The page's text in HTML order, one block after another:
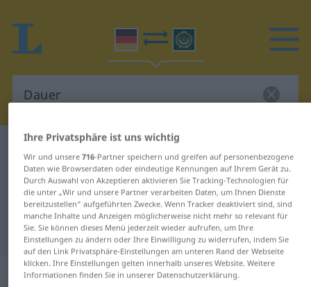
Deutsch-Arabisch Wörterbuch
Deutsch-Arabisch Übersetzung für
"Dauer"
"Dauer" Arabisch Übersetzung
„Dauer“: Femininum
Ihre Privatsphäre ist uns wichtig
Wir und unsere 716-Partner speichern und greifen auf personenbezogene
Daten wie Browserdaten oder eindeutige Kennungen auf Ihrem Gerät zu.
Durch Auswahl von Akzeptieren aktivieren Sie Tracking-Technologien für
die unter „Wir und unsere Partner verarbeiten Daten, um Ihnen Dienste
bereitzustellen“ aufgeführten Zwecke. Wenn Tracker deaktiviert sind, sind
manche Inhalte und Anzeigen möglicherweise nicht mehr so relevant für
Sie. Sie können dieses Menü jederzeit wieder aufrufen, um Ihre
Einstellungen zu ändern oder Ihre Einwilligung zu widerrufen, indem Sie
auf den Link Privatsphäre-Einstellungen am unteren Rand der Webseite
klicken. Ihre Einstellungen gelten innerhalb unseres Website. Weitere
Informationen finden Sie in unserer Datenschutzerklärung.